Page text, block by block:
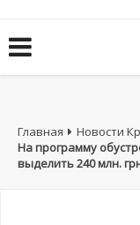
Главная
Новости
На программу
выделить 240 млн.